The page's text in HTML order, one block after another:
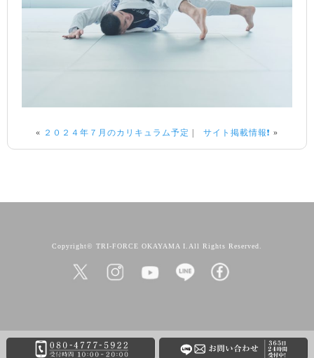
« ２０２４年７月のカリキュラム予定 | サイト掲載情報❗️ »
Copyright© TRI-FORCE OKAYAMA I.All Rights Reserved.